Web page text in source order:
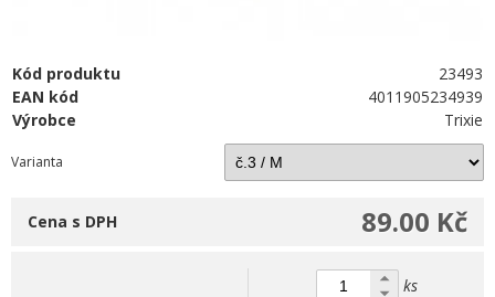
Kód produktu
23493
EAN kód
4011905234939
Výrobce
Trixie
Varianta
89.00 Kč
Cena s DPH
ks